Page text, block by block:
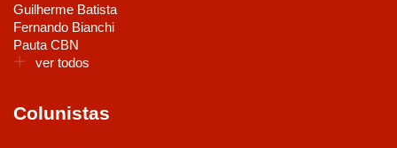
Guilherme Batista
Fernando Bianchi
Pauta CBN
ver todos
Colunistas